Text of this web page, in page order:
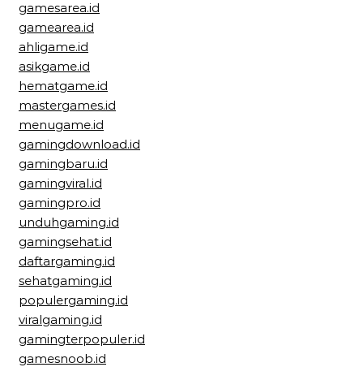
gamesarea.id
gamearea.id
ahligame.id
asikgame.id
hematgame.id
mastergames.id
menugame.id
gamingdownload.id
gamingbaru.id
gamingviral.id
gamingpro.id
unduhgaming.id
gamingsehat.id
daftargaming.id
sehatgaming.id
populergaming.id
viralgaming.id
gamingterpopuler.id
gamesnoob.id